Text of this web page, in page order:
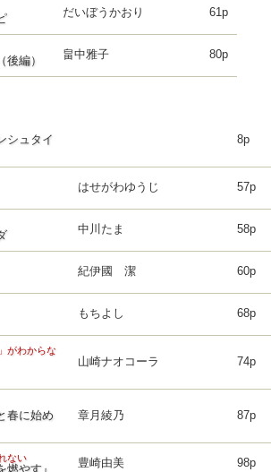
だいぼうかおり 61p
編） 畠中雅子 80p
シュタイ
8p
はせがわゆうじ 57p
中川たま 58p
紀伊國 潔 60p
もちよし 68p
がわからな
山崎ナオコーラ 74p
春に始め
章月綾乃 87p
ない
燃やす』 豊崎由美 98p